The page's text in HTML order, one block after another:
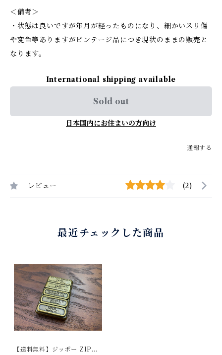
＜備考＞
・状態は良いですが年月が経ったものになり、細かいスリ傷
や変色等ありますがビンテージ品につき現状のままの販売と
なります。
International shipping available
Sold out
日本国内にお住まいの方向け
通報する
レビュー (2)
最近チェックした商品
【送料無料】ジッポー ZIPPO